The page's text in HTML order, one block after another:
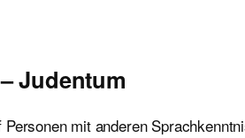
Judentum
mit anderen